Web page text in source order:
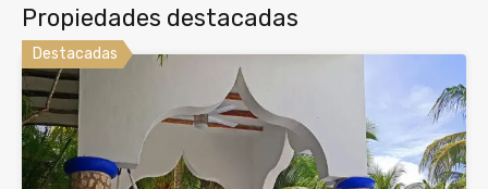
Propiedades destacadas
Destacadas